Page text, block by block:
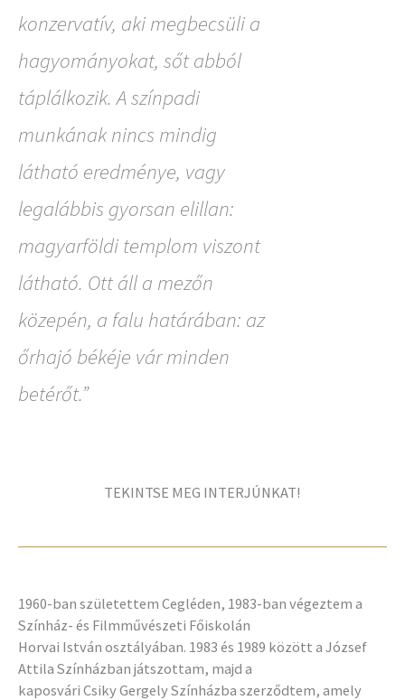
konzervatív, aki megbecsüli a
hagyományokat, sőt abból
táplálkozik. A színpadi
munkának nincs mindig
látható eredménye, vagy
legalábbis gyorsan elillan:
magyarföldi templom viszont
látható. Ott áll a mezőn
közepén, a falu határában: az
őrhajó békéje vár minden
betérőt.”
TEKINTSE MEG INTERJÚNKAT!
1960-ban születettem Cegléden, 1983-ban végeztem a
Színház- és Filmművészeti Főiskolán
Horvai István osztályában. 1983 és 1989 között a József
Attila Színházban játszottam, majd a
kaposvári Csiky Gergely Színházba szerződtem, amely